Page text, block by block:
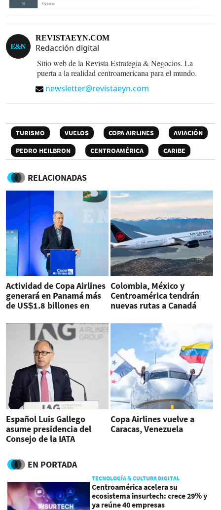
REVISTAEYN.COM
Redacción digital
Sitio web de la Revista Estrategia & Negocios. La
puerta a la realidad centroamericana para el mundo.
newsletter@revistaeyn.com
TURISMO VUELOS COPA AIRLINES
AVIACIÓN
PEDRO HEILBRON
CENTROAMÉRICA CARIBE
RELACIONADAS
Actividad de Copa Airlines
generará en Panamá más
de US$1.8 billones en
Colombia, México y
Centroamérica tendrán
nuevas rutas a Canadá
Español Luis Gallego
asume presidencia del
Consejo de la IATA
Copa Airlines vuelve a
Caracas, Venezuela
EN PORTADA
TECNOLOGÍA & CULTURA DIGITAL
Centroamérica acelera su
ecosistema insurtech: crece 29% y
ya reúne 40 empresas